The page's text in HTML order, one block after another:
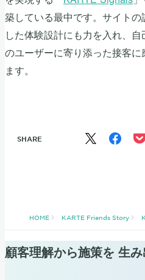
築している最中です。サイト
した体験設計にも力を入れ、
のユーザーに寄り添った接客
ます。
SHARE
HOME KARTE Friends Story
顧客理解から施策を 生